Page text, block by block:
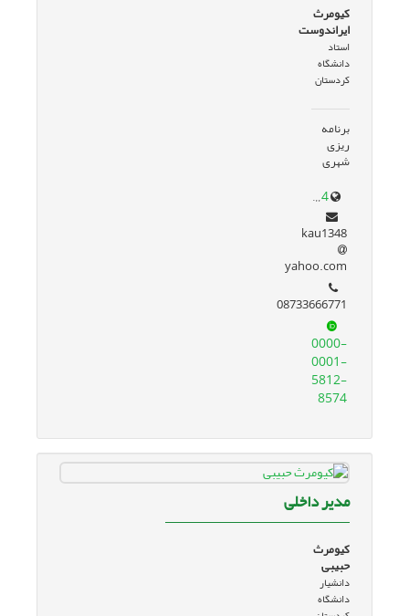
کیومرث
ایراندوست
استاد
دانشگاه
کردستان
برنامه
ریزی
شهری
www.google.com/url?sa=t&source=web&rct=j&opi=89978449&url=research.uok.ac.ir/~kairandoost/&ved=2ahUKEwj2rr_gn6KJAxUWiv0HHUkjBewQFnoECBcQAQ&usg=AOvVaw3jeZd1C71RuhQ0TrGhjJq4
kau1348
yahoo.com
08733666771
0000-
0001-
5812-
8574
مدیر داخلی
کیومرث
حبیبی
دانشیار
دانشگاه